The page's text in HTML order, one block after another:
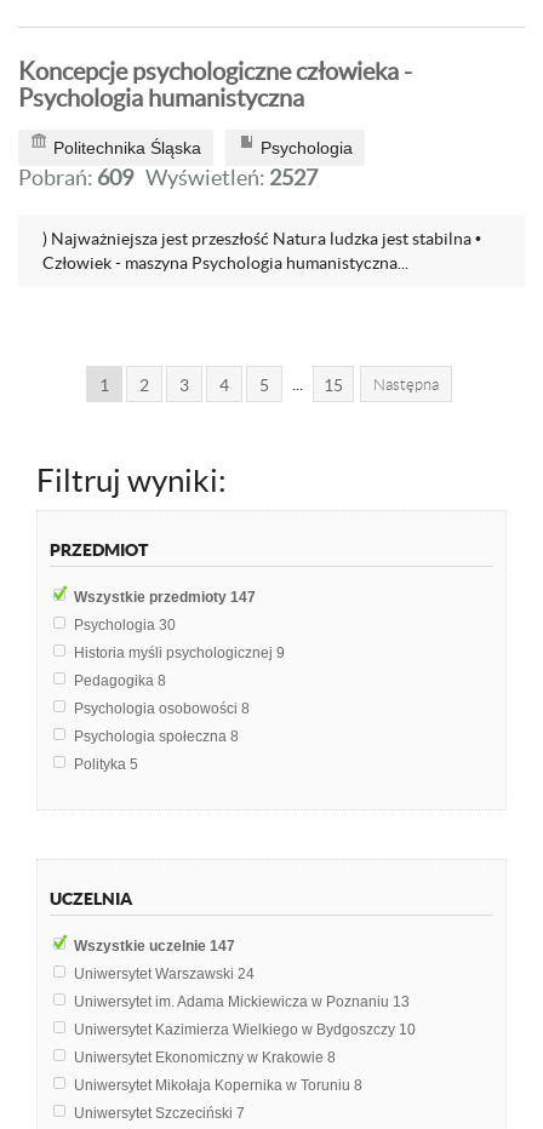
Koncepcje psychologiczne człowieka -
Psychologia humanistyczna
Politechnika Śląska Psychologia
Pobrań: 609 Wyświetleń: 2527
) Najważniejsza jest przeszłość Natura ludzka jest stabilna •
Człowiek - maszyna Psychologia humanistyczna...
1 2 3 4 5 15 Następna
Filtruj wyniki:
PRZEDMIOT
Wszystkie przedmioty 147
Psychologia 30
Historia myśli psychologicznej 9
Pedagogika 8
Psychologia osobowości 8
Psychologia społeczna 8
Polityka 5
Teoria wychowania
UCZELNIA
Wszystkie uczelnie 147
Uniwersytet Warszawski 24
Uniwersytet im. Adama Mickiewicza w Poznaniu 13
Uniwersytet Kazimierza Wielkiego w Bydgoszczy 10
Uniwersytet Ekonomiczny w Krakowie 8
Uniwersytet Mikołaja Kopernika w Toruniu 8
Uniwersytet Szczeciński 7